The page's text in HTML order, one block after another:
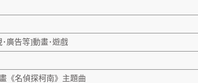
･廣告等]動畫･遊戲
《名偵探柯南》主題曲